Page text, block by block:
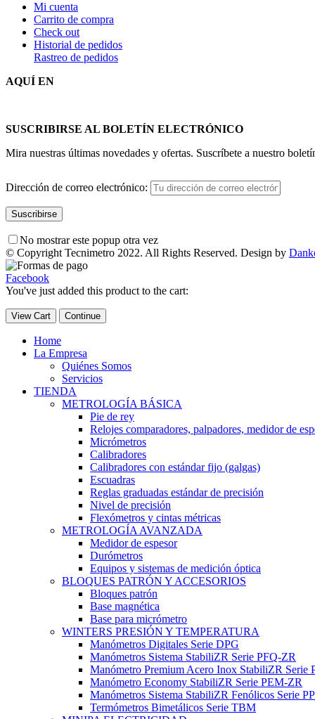
Mi cuenta
Carrito de compra
Check out
Historial de pedidos
Rastreo de pedidos
AQUÍ EN
SUSCRIBIRSE AL BOLETÍN ELECTRÓNICO
Mira nuestras últimas novedades y ofertas. Suscríbete a nuestro
Dirección de correo electrónico:
No mostrar este popup otra vez
© Copyright Tecnimetro 2022. All Rights Reserved. Design by
Facebook
You've just added this product to the cart:
View Cart Continue
Home
La Empresa
Quiénes Somos
Servicios
TIENDA
METROLOGÍA BÁSICA
Pie de rey
Relojes comparadores, palpadores, medidor de
Micrómetros
Calibradores
Calibradores con estándar fijo (galgas)
Escuadras
Reglas graduadas estándar de precisión
Nivel de precisión
Flexómetros y cintas métricas
METROLOGÍA AVANZADA
Medidor de espesor
Durómetros
Equipos y sistemas de medición óptica
BLOQUES PATRÓN Y ACCESORIOS
Bloques patrón
Base magnética
Base para micrómetro
WINTERS PRESIÓN Y TEMPERATURA
Manómetros Digitales Serie DPG
Manómetros Sistema StabiliZR Serie PFQ-ZR
Manómetro Premium Acero Inox StabiliZR Serie
Manómetro Economy StabiliZR Serie PEM-ZR
Manómetros Sistema StabiliZR Fenólicos Serie
Termómetros Bimetálicos Serie TBM